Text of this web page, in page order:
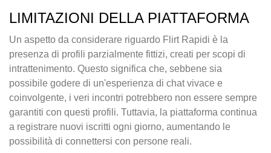
LIMITAZIONI DELLA PIATTAFORMA
Un aspetto da considerare riguardo Flirt Rapidi è la
presenza di profili parzialmente fittizi, creati per scopi di
intrattenimento. Questo significa che, sebbene sia
possibile godere di un'esperienza di chat vivace e
coinvolgente, i veri incontri potrebbero non essere sempre
garantiti con questi profili. Tuttavia, la piattaforma continua
a registrare nuovi iscritti ogni giorno, aumentando le
possibilità di connettersi con persone reali.